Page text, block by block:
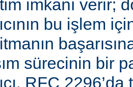
imkanı verir;
bu işlem
sürecinin bir
RFC